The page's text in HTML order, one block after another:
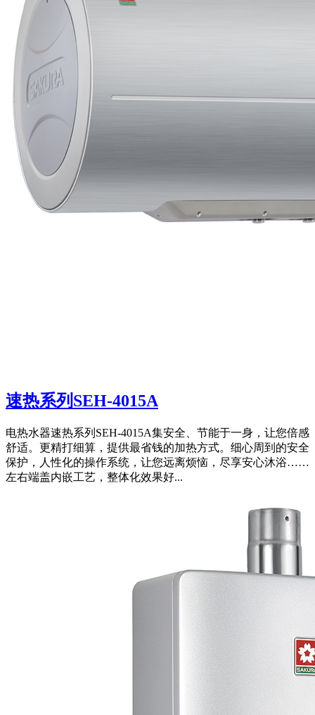
速热系列SEH-4015A
电热水器速热系列SEH-4015A集安全、节能于一身，让您倍感
舒适。更精打细算，提供最省钱的加热方式。细心周到的安全
保护，人性化的操作系统，让您远离烦恼，尽享安心沐浴……
左右端盖内嵌工艺，整体化效果好...